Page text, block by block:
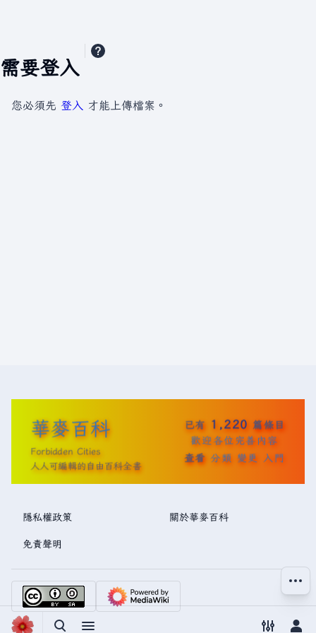
需要登入
您必須先 登入 才能上傳檔案。
華麥百科
Forbidden Cities
人人可編輯的自由百科全書
已有 1,220 篇條目
歡迎各位完善內容
查看 分類 變更 入門
隱私權政策 關於華麥百科
免責聲明